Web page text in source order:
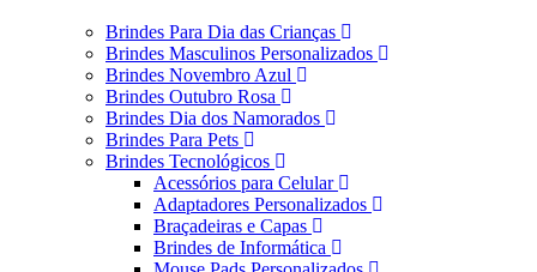
Brindes Para Dia das Crianças
Brindes Masculinos Personalizados
Brindes Novembro Azul
Brindes Outubro Rosa
Brindes Dia dos Namorados
Brindes Para Pets
Brindes Tecnológicos
Acessórios para Celular
Adaptadores Personalizados
Braçadeiras e Capas
Brindes de Informática